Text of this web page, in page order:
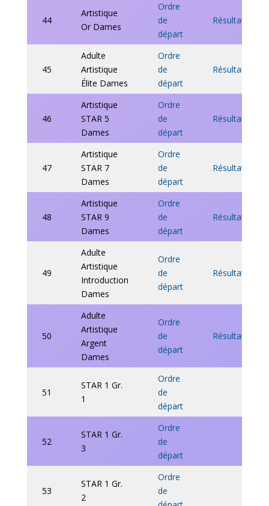
44
Artistique
Or Dames
Ordre
de
départ
Résultats
45
Adulte
Artistique
Élite Dames
Ordre
de
départ
Résultats
46
Artistique
STAR 5
Dames
Ordre
de
départ
Résultats
47
Artistique
STAR 7
Dames
Ordre
de
départ
Résultats
48
Artistique
STAR 9
Dames
Ordre
de
départ
Résultats
49
Adulte
Artistique
Introduction
Dames
Ordre
de
départ
Résultats
50
Adulte
Artistique
Argent
Dames
Ordre
de
départ
Résultats
51
STAR 1 Gr.
1
Ordre
de
départ
52
STAR 1 Gr.
3
Ordre
de
départ
53
STAR 1 Gr.
2
Ordre
de